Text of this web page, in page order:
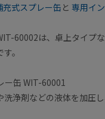
式スプレー缶と 専用イ
60002は、卓上タイプ
。
ー缶 WIT-60001
洗浄剤などの液体を加圧